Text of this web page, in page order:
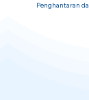
Penghantaran